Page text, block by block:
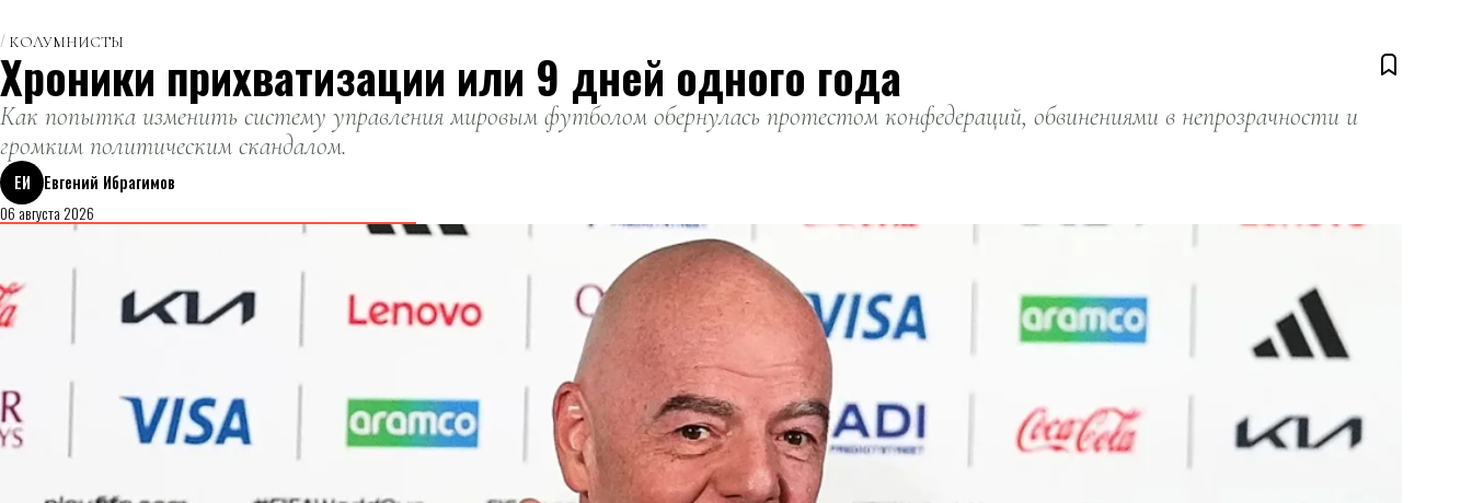
КОЛУМНИСТЫ
Хроники прихватизации или 9 дней одного года
Как попытка изменить систему управления мировым футболом обернулась протестом конфедераций, обвинениями в непрозрачности и
громким политическим скандалом.
ЕИ
Евгений Ибрагимов
06 августа 2026